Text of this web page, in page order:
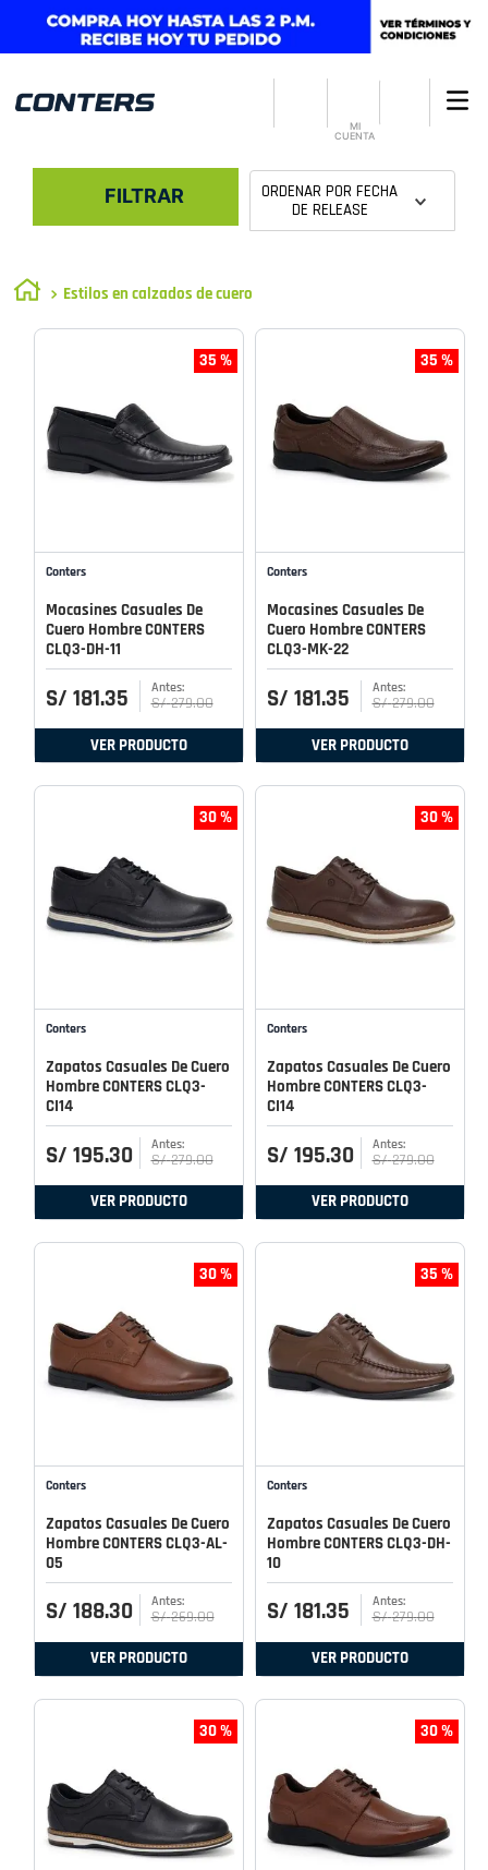
MI
CUENTA
FILTRAR ORDENAR POR FECHA
DE RELEASE
Estilos en calzados de cuero
35 %
Conters
Mocasines Casuales De
Cuero Hombre CONTERS
CLQ3-DH-11
S/ 181.35 S/ 279.00
VER PRODUCTO
35 %
Conters
Mocasines Casuales De
Cuero Hombre CONTERS
CLQ3-MK-22
S/ 181.35 S/ 279.00
VER PRODUCTO
30 %
Conters
Zapatos Casuales De Cuero
Hombre CONTERS CLQ3-
CI14
S/ 195.30 S/ 279.00
VER PRODUCTO
30 %
Conters
Zapatos Casuales De Cuero
Hombre CONTERS CLQ3-
CI14
S/ 195.30 S/ 279.00
VER PRODUCTO
30 %
Conters
Zapatos Casuales De Cuero
Hombre CONTERS CLQ3-AL-
05
S/ 188.30 S/ 269.00
VER PRODUCTO
35 %
Conters
Zapatos Casuales De Cuero
Hombre CONTERS CLQ3-DH-
10
S/ 181.35 S/ 279.00
VER PRODUCTO
30 % 30 %